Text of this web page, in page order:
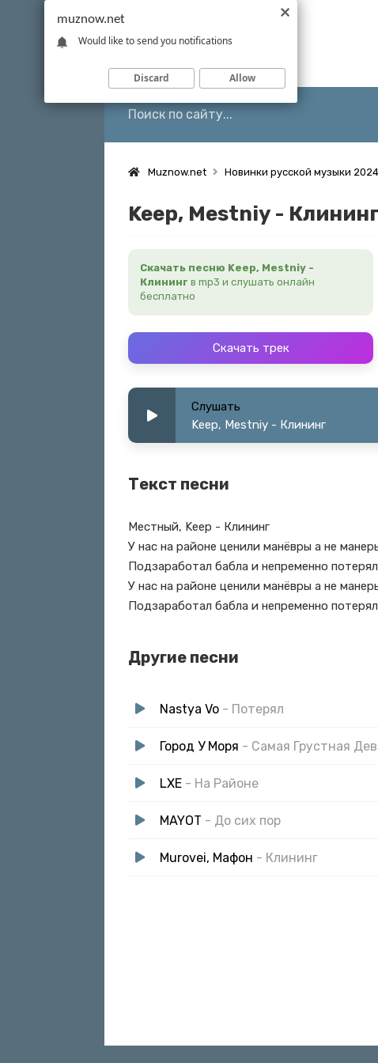
Muznow.net Новинки русской музыки 2024
Keep, Mestniy - Клининг
Скачать песню Keep, Mestniy -
Клининг в mp3 и слушать онлайн
бесплатно
Скачать трек
Слушать
Keep, Mestniy - Клининг
Текст песни
Местный, Keep - Клининг
У нас на районе ценили манёвры а не
Подзаработал бабла и непременно
У нас на районе ценили манёвры а не
Подзаработал бабла и непременно
Другие песни
Nastya Vo - Потерял
Город У Моря - Самая Грустная
LXE - На Районе
MAYOT - До сих пор
Murovei, Мафон - Клининг
muznow.net
Would like to send you notifications
Discard Allow